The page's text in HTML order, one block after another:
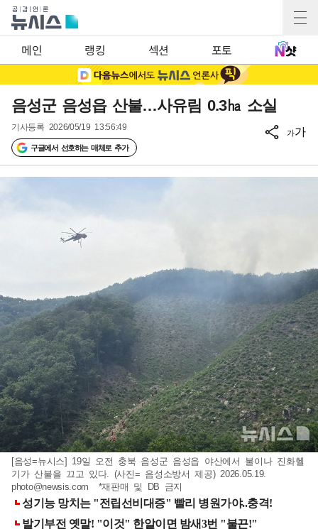
메인 랭킹 섹션 포토
음성군 음성읍 산불…사유림 0.3㏊ 소실
기사등록 2026/05/19 13:56:49
구글에서 선호하는 매체로 추가
가가
[음성=뉴시스] 19일 오전 충북 음성군 음성읍 야산에서 불이나 진화헬
기가 산불을 끄고 있다. (사진= 음성소방서 제공) 2026.05.19.
photo@newsis.com *재판매 및 DB 금지